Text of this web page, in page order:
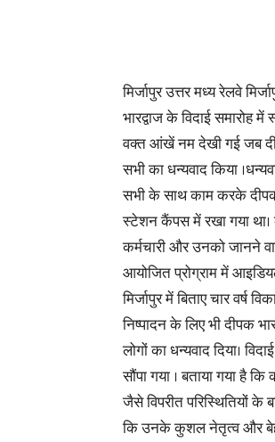
मिर्जापुर उत्तर मध्य रेलवे
भारद्वाज के विदाई समारोह
वक्त आंखें नम देखी गई जब
सभी का धन्यवाद किया
सभी के साथ काम करके दीपक
स्टेशन कैंपस में रखा गया
कर्मचारी और उनको जानने
आयोजित प्रोग्राम में
मिर्जापुर में बिताए चार
निष्पादन के लिए भी दीपक
लोगों का धन्यवाद दिया।
सौंपा गया । बताया गया है
जैसे विपरीत परिस्थितियों के
कि उनके कुशल नेतृत्व और